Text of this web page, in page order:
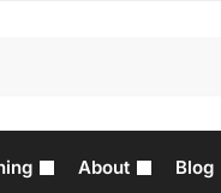
About Blog